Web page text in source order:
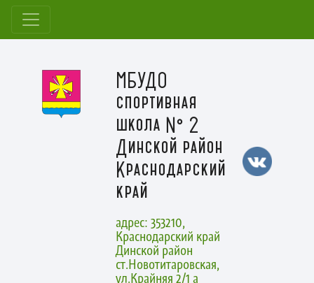
МБУДО
спортивная
школа № 2
Динской район
Краснодарский
край
адрес: 353210,
Краснодарский край
Динской район
ст.Новотитаровская,
ул.Крайняя 2/1 а